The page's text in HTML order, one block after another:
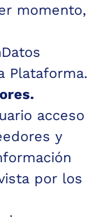
momento,
Plataforma.
acceso
y
por los